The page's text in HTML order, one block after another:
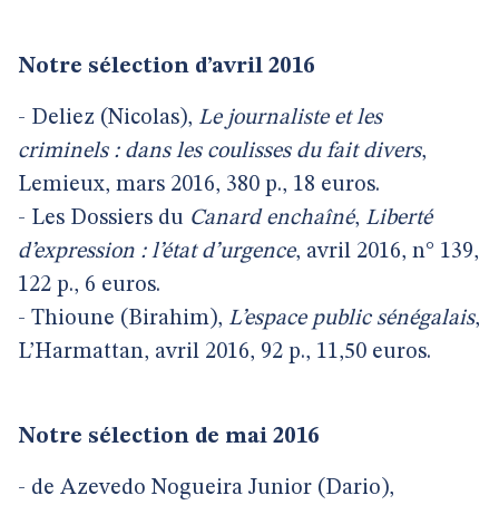
Notre sélection d’avril 2016
- Deliez (Nicolas), Le journaliste et les
criminels : dans les coulisses du fait divers,
Lemieux, mars 2016, 380 p., 18 euros.
- Les Dossiers du Canard enchaîné, Liberté
d’expression : l’état d’urgence, avril 2016, n° 139,
122 p., 6 euros.
- Thioune (Birahim), L’espace public sénégalais,
L’Harmattan, avril 2016, 92 p., 11,50 euros.
Notre sélection de mai 2016
- de Azevedo Nogueira Junior (Dario),